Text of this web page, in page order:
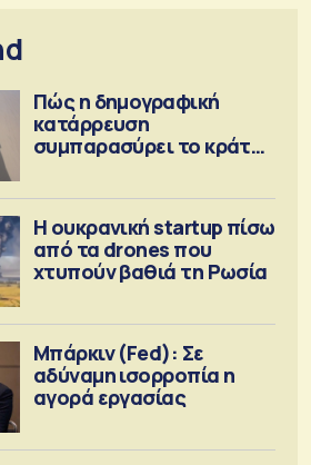
Πώς η δημογραφική
κατάρρευση
συμπαρασύρει το κράτος
Η ουκρανική startup πίσω
από τα drones που
χτυπούν βαθιά τη Ρωσία
Μπάρκιν (Fed): Σε
αδύναμη ισορροπία η
αγορά εργασίας